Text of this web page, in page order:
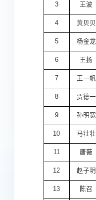
3 王波
4 黄贝贝
5 杨金龙
6 王扬
7 王一帆
8 贾德一
9 孙明宽
10 马壮壮
11 唐薇
12 赵子玥
13 陈召